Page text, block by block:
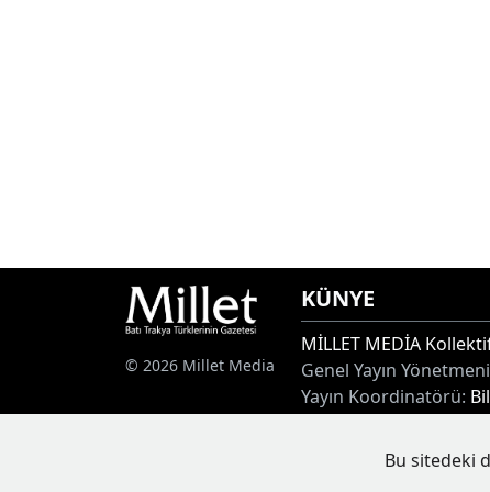
© 2026 Millet Media
KÜNYE
MİLLET MEDİA
Genel Yayın
Yayın Koordinatörü:
+30 25410 77968
Bu sitedeki